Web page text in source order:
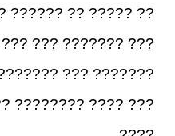
???? ????? ??????
??? ???????? ????
??????? ???????
???????? ??? ???